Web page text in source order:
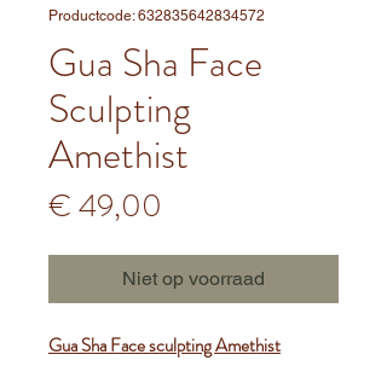
Productcode: 632835642834572
Gua Sha Face
Sculpting
Amethist
€ 49,00
Niet op voorraad
Gua Sha Face sculpting Amethist